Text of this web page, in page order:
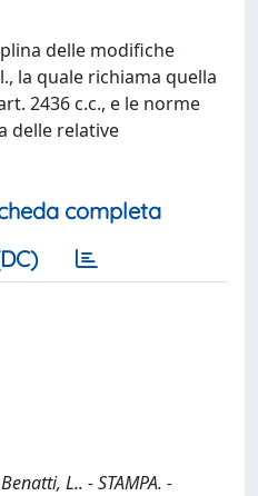
delle modifiche
la quale richiama quella
2436 c.c., e le norme
delle relative
completa
L.. - STAMPA. -